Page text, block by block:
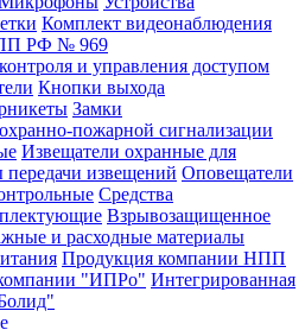
Комплект видеонаблюдения
ПП РФ № 969
и управления доступом
Кнопки выхода
Замки
пожарной сигнализации
Извещатели охранные для
извещений Оповещатели
Средства
Взрывозащищенное
и расходные материалы
Продукция компании НПП
"ИПРо" Интегрированная